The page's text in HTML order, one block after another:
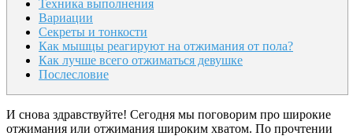
Техника выполнения
Вариации
Секреты и тонкости
Как мышцы реагируют на отжимания от пола?
Как лучше всего отжиматься девушке
Послесловие
И снова здравствуйте! Cегодня мы поговорим про широкие
отжимания или отжимания широким хватом. По прочтении